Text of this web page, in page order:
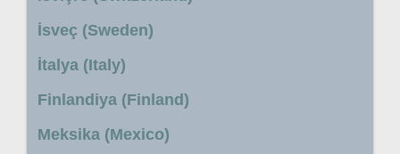
İsveç (Sweden)
İtalya (Italy)
Finlandiya (Finland)
Meksika (Mexico)